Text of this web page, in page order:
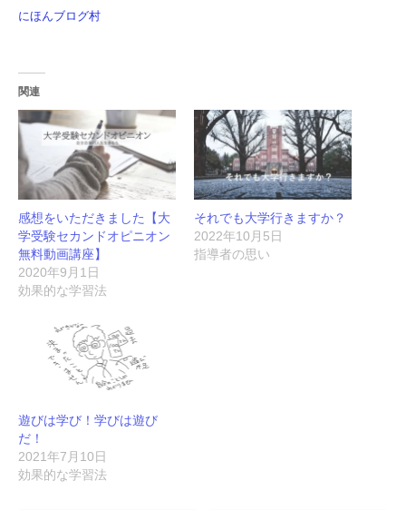
にほんブログ村
関連
感想をいただきました【大
学受験セカンドオピニオン
無料動画講座】
2020年9月1日
効果的な学習法
それでも大学行きますか？
2022年10月5日
指導者の思い
遊びは学び！学びは遊び
だ！
2021年7月10日
効果的な学習法